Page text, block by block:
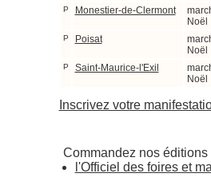
P Monestier-de-Clermont
Noël
P Poisat
Noël
P Saint-Maurice-l'Exil
Noël
Inscrivez votre
Commandez nos éditions
l'Officiel des foires et